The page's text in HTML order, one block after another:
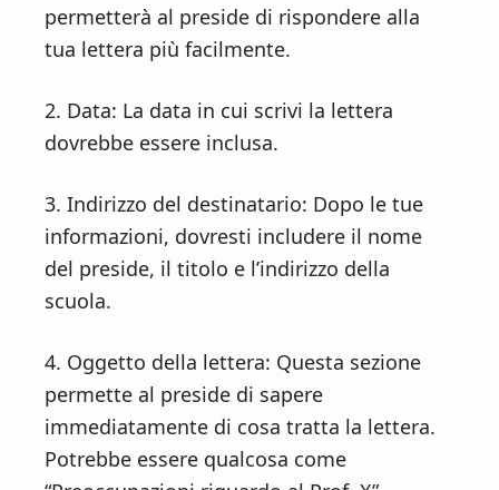
permetterà al preside di rispondere alla
tua lettera più facilmente.
2. Data: La data in cui scrivi la lettera
dovrebbe essere inclusa.
3. Indirizzo del destinatario: Dopo le tue
informazioni, dovresti includere il nome
del preside, il titolo e l’indirizzo della
scuola.
4. Oggetto della lettera: Questa sezione
permette al preside di sapere
immediatamente di cosa tratta la lettera.
Potrebbe essere qualcosa come